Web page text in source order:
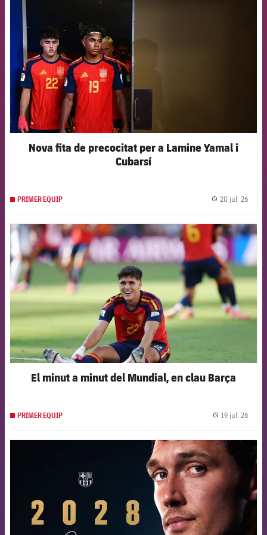
Nova fita de precocitat per a Lamine Yamal i
Cubarsí
PRIMER EQUIP 20 jul. 26
FCB Barcelona badge
El minut a minut del Mundial, en clau Barça
PRIMER EQUIP 19 jul. 26
FCB Barcelona badge